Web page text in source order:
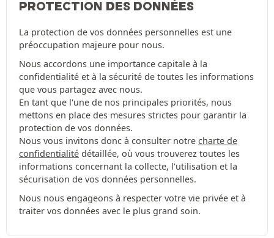
PROTECTION DES DONNÉES
La protection de vos données personnelles est une
préoccupation majeure pour nous.
Nous accordons une importance capitale à la
confidentialité et à la sécurité de toutes les informations
que vous partagez avec nous.
En tant que l'une de nos principales priorités, nous
mettons en place des mesures strictes pour garantir la
protection de vos données.
Nous vous invitons donc à consulter notre charte de
confidentialité détaillée, où vous trouverez toutes les
informations concernant la collecte, l'utilisation et la
sécurisation de vos données personnelles.
Nous nous engageons à respecter votre vie privée et à
traiter vos données avec le plus grand soin.